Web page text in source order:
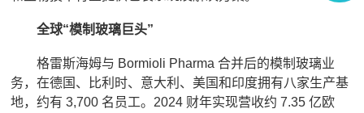
全球“模制玻璃巨头”
格雷斯海姆与 Bormioli Pharma 合并后的模制玻璃业
务，在德国、比利时、意大利、美国和印度拥有八家生产基
地，约有 3,700 名员工。2024 财年实现营收约 7.35 亿欧